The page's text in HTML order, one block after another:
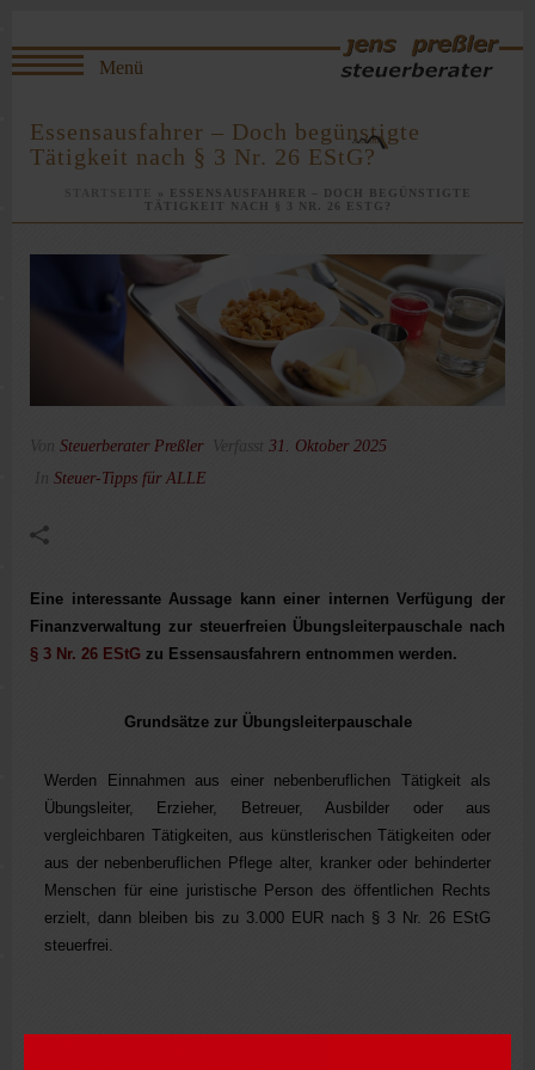
Essensausfahrer – Doch begünstigte
Tätigkeit nach § 3 Nr. 26 EStG?
»
ESSENSAUSFAHRER – DOCH BEGÜNSTIGTE
TÄTIGKEIT NACH § 3 NR. 26 ESTG?
Von Steuerberater Preßler Verfasst 31. Oktober 2025
In Steuer-Tipps für ALLE
Eine interessante Aussage kann einer internen Verfügung der
Finanzverwaltung zur steuerfreien Übungsleiterpauschale nach
§ 3 Nr. 26 EStG zu Essensausfahrern entnommen werden.
Grundsätze zur Übungsleiterpauschale
Werden Einnahmen aus einer nebenberuflichen Tätigkeit als
Übungsleiter, Erzieher, Betreuer, Ausbilder oder aus
vergleichbaren Tätigkeiten, aus künstlerischen Tätigkeiten oder
aus der nebenberuflichen Pflege alter, kranker oder behinderter
Menschen für eine juristische Person des öffentlichen Rechts
erzielt, dann bleiben bis zu 3.000 EUR nach § 3 Nr. 26 EStG
steuerfrei.